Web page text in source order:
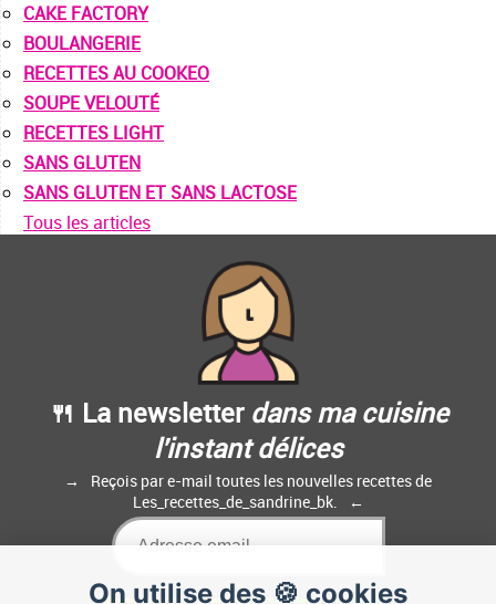
CAKE FACTORY
BOULANGERIE
RECETTES AU COOKEO
SOUPE VELOUTÉ
RECETTES LIGHT
SANS GLUTEN
SANS GLUTEN ET SANS LACTOSE
Tous les articles
On utilise des 🍪 cookies
🍴 La newsletter dans ma cuisine
l'instant délices
Reçois par e-mail toutes les nouvelles recettes de
Les_recettes_de_sandrine_bk.